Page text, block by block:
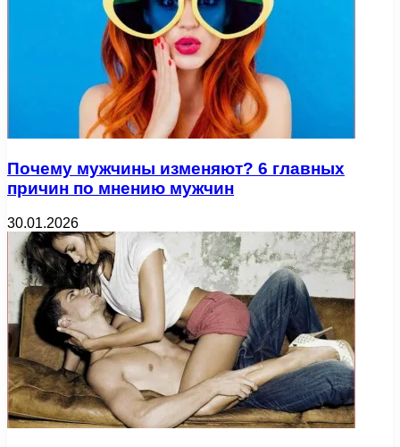
Почему мужчины изменяют? 6 главных
причин по мнению мужчин
30.01.2026